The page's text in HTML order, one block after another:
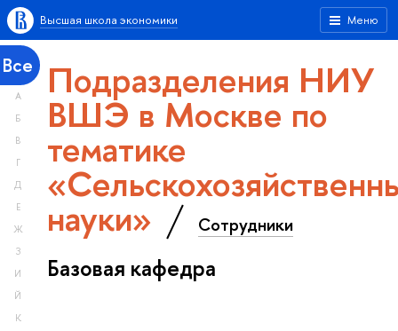
Меню
Высшая школа экономики
Все
А
Б
В
Г
Д
Е
Ж
З
И
Й
К
Подразделения НИУ
ВШЭ в Москве по
тематике
науки» Сотрудники
Базовая кафедра